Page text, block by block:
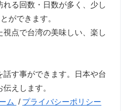
る回数・日数が多く、少し
ができます。
点で台湾の美味しい、楽し
す事ができます。日本や台
えします。
ム / プライバシーポリシー